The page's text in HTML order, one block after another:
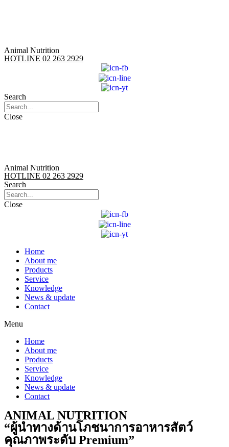
Animal Nutrition
HOTLINE 02 263 2929
Search
Close
Animal Nutrition
HOTLINE 02 263 2929
Search
Close
Home
About me
Products
Service
Knowledge
News & update
Contact
Menu
Home
About me
Products
Service
Knowledge
News & update
Contact
ANIMAL NUTRITION
“ผู้นำทางด้านโภชนาการอาหารสัตว์
คุณภาพระดับ Premium”